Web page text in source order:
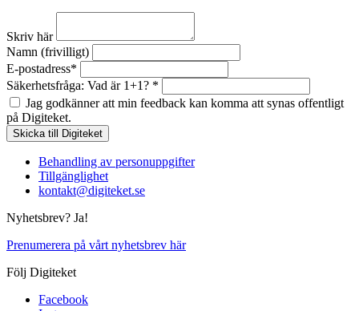
Skriv här
Namn (frivilligt)
E-postadress*
Säkerhetsfråga: Vad är 1+1? *
Jag godkänner att min feedback kan komma att synas offentligt
på Digiteket.
Behandling av personuppgifter
Tillgänglighet
kontakt@digiteket.se
Nyhetsbrev? Ja!
Prenumerera på vårt nyhetsbrev här
Följ Digiteket
Facebook